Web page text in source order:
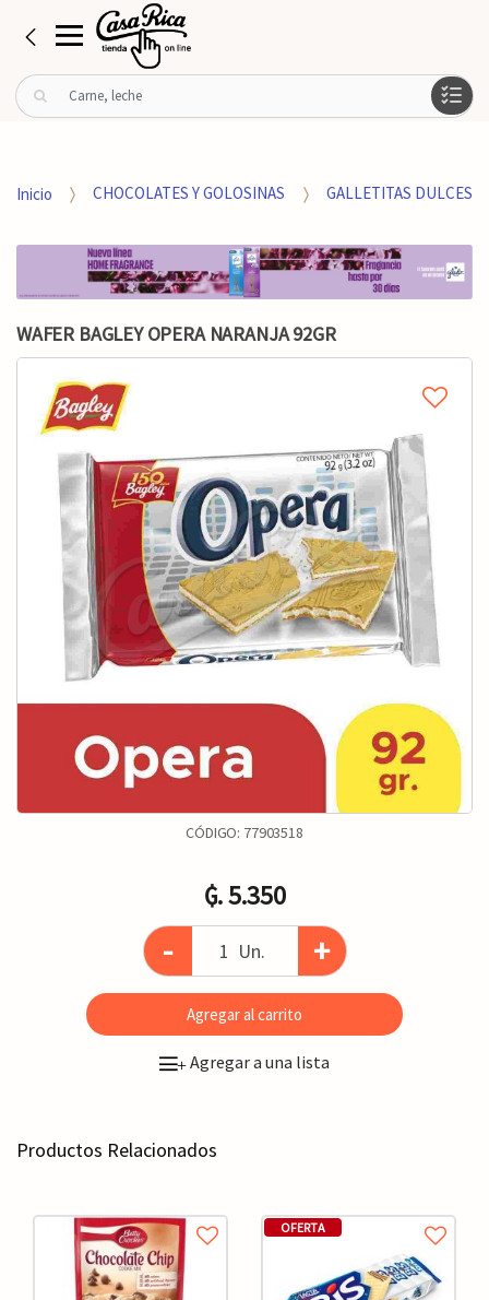
B
u
r
o
Inicio CHOCOLATES Y GOLOSINAS GALLETITAS DULCES
WAFER BAGLEY OPERA NARANJA 92GR
CÓDIGO: 77903518
₲. 5.350
- Un. +
Agregar al carrito
+Agregar a una lista
Productos Relacionados
OFERTA